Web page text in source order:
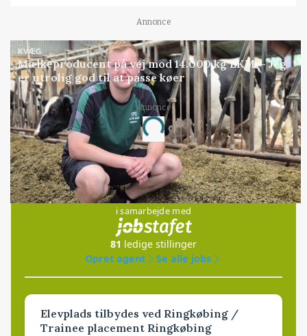
Annonce
KVÆG
Mælkeproducent på vej mod 14.000 kg EKM: - Jeg
er utrolig god til at passe køer
Annonce
Loading...
Jobs
i samarbejde med
81 ledige stillinger
Opret agent
Se alle jobs
Elevplads tilbydes ved Ringkøbing /
Trainee placement Ringkøbing